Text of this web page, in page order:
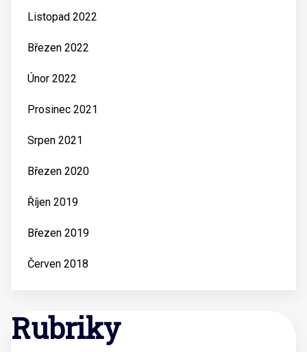
Listopad 2022
Březen 2022
Únor 2022
Prosinec 2021
Srpen 2021
Březen 2020
Říjen 2019
Březen 2019
Červen 2018
Rubriky